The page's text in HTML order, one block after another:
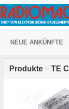
NEUE ANKÜNFTE
Produkte > TE